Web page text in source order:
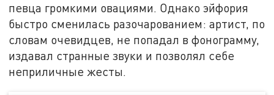
певца громкими овациями. Однако эйфория
быстро сменилась разочарованием: артист, по
словам очевидцев, не попадал в фонограмму,
издавал странные звуки и позволял себе
неприличные жесты.